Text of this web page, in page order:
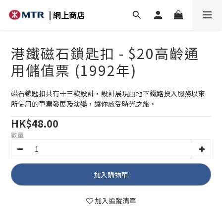
| 網上商店
港鐵磁石鎖匙扣 - $20高齡通
用儲值票 (1992年)
磁石鎖匙扣共有十三款設計，設計展現由地下鐵路投入服務以來
所使用的車票發展及演變，讓你感受時光之旅。
HK$48.00
數量
加入購物車
加入追蹤清單